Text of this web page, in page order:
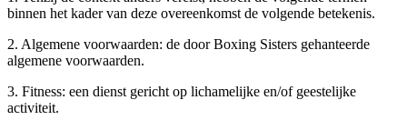
binnen het kader van deze overeenkomst de volgende betekenis.
2. Algemene voorwaarden: de door Boxing Sisters gehanteerde
algemene voorwaarden.
3. Fitness: een dienst gericht op lichamelijke en/of geestelijke
activiteit.